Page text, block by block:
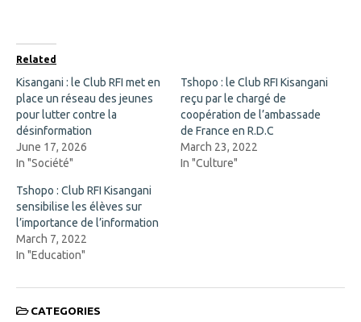
b
o
o
k
(
O
p
e
n
s
i
n
w
w
i
n
d
o
w
i
n
n
e
w
w
i
n
w
)
Related
Kisangani : le Club RFI met en
place un réseau des jeunes
pour lutter contre la
désinformation
June 17, 2026
In "Société"
Tshopo : le Club RFI Kisangani
reçu par le chargé de
coopération de l’ambassade
de France en R.D.C
March 23, 2022
In "Culture"
Tshopo : Club RFI Kisangani
sensibilise les élèves sur
l’importance de l’information
March 7, 2022
In "Education"
CATEGORIES